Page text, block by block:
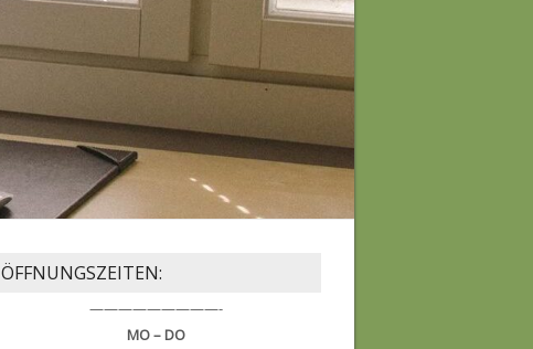
ÖFFNUNGSZEITEN:
—————————-
MO – DO